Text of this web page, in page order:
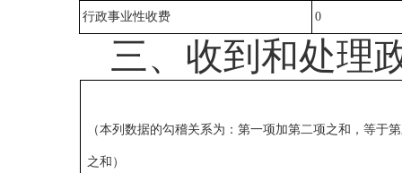
行政事业性收费 0
三、 收到和处理
（本列数据的勾稽关系为：第一项加第二项之和，等于
之和）